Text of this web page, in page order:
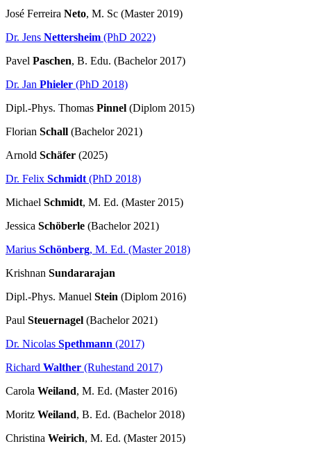
José Ferreira Neto, M. Sc (Master 2019)
Dr. Jens Nettersheim (PhD 2022)
Pavel Paschen, B. Edu. (Bachelor 2017)
Dr. Jan Phieler (PhD 2018)
Dipl.-Phys. Thomas Pinnel (Diplom 2015)
Florian Schall (Bachelor 2021)
Arnold Schäfer (2025)
Dr. Felix Schmidt (PhD 2018)
Michael Schmidt, M. Ed. (Master 2015)
Jessica Schöberle (Bachelor 2021)
Marius Schönberg, M. Ed. (Master 2018)
Krishnan Sundararajan
Dipl.-Phys. Manuel Stein (Diplom 2016)
Paul Steuernagel (Bachelor 2021)
Dr. Nicolas Spethmann (2017)
Richard Walther (Ruhestand 2017)
Carola Weiland, M. Ed. (Master 2016)
Moritz Weiland, B. Ed. (Bachelor 2018)
Christina Weirich, M. Ed. (Master 2015)